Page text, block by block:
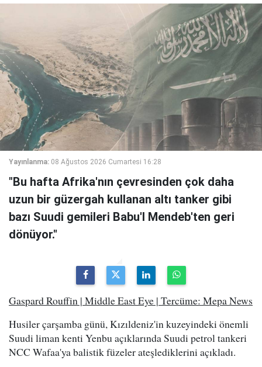
Yayınlanma: 08 Ağustos 2026 Cumartesi 16:28
"Bu hafta Afrika'nın çevresinden çok daha
uzun bir güzergah kullanan altı tanker gibi
bazı Suudi gemileri Babu'l Mendeb'ten geri
dönüyor."
Gaspard Rouffin | Middle East Eye | Tercüme: Mepa News
Husiler çarşamba günü, Kızıldeniz'in kuzeyindeki önemli
Suudi liman kenti Yenbu açıklarında Suudi petrol tankeri
NCC Wafaa'ya balistik füzeler ateşlediklerini açıkladı.